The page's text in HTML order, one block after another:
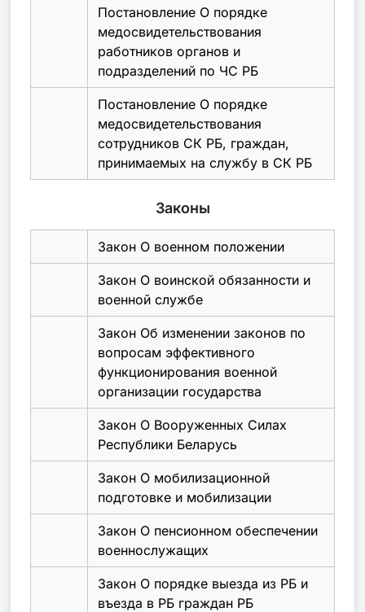
Постановление О порядке
медосвидетельствования
работников органов и
подразделений по ЧС РБ
Постановление О порядке
медосвидетельствования
сотрудников СК РБ, граждан,
принимаемых на службу в СК РБ
Законы
Закон О военном положении
Закон О воинской обязанности и
военной службе
Закон Об изменении законов по
вопросам эффективного
функционирования военной
организации государства
Закон О Вооруженных Силах
Республики Беларусь
Закон О мобилизационной
подготовке и мобилизации
Закон О пенсионном обеспечении
военнослужащих
Закон О порядке выезда из РБ и
въезда в РБ граждан РБ